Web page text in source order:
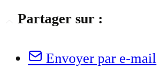
Partager sur :
Envoyer par e-mail